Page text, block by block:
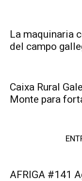
La maquinaria
del campo
Caixa Rural
Monte para
AFRIGA #141